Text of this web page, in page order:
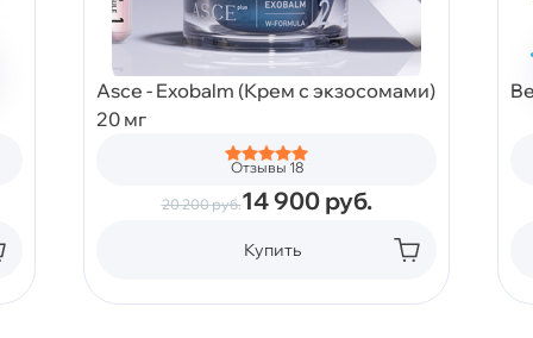
Asce - Exobalm (Крем с экзосомами)
20 мг
Отзывы 18
20 200руб.14 900 руб.
Купить